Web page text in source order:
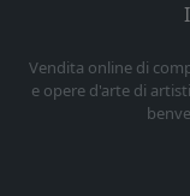
Vendita online di
e opere d'arte di